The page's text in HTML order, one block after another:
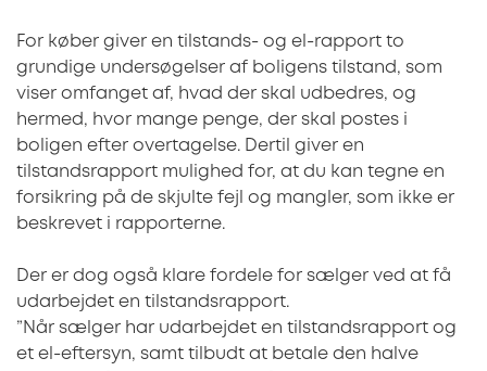
For køber giver en tilstands- og el-rapport to
grundige undersøgelser af boligens tilstand, som
viser omfanget af, hvad der skal udbedres, og
hermed, hvor mange penge, der skal postes i
boligen efter overtagelse. Dertil giver en
tilstandsrapport mulighed for, at du kan tegne en
forsikring på de skjulte fejl og mangler, som ikke er
beskrevet i rapporterne.
Der er dog også klare fordele for sælger ved at få
udarbejdet en tilstandsrapport.
”Når sælger har udarbejdet en tilstandsrapport og
et el-eftersyn, samt tilbudt at betale den halve